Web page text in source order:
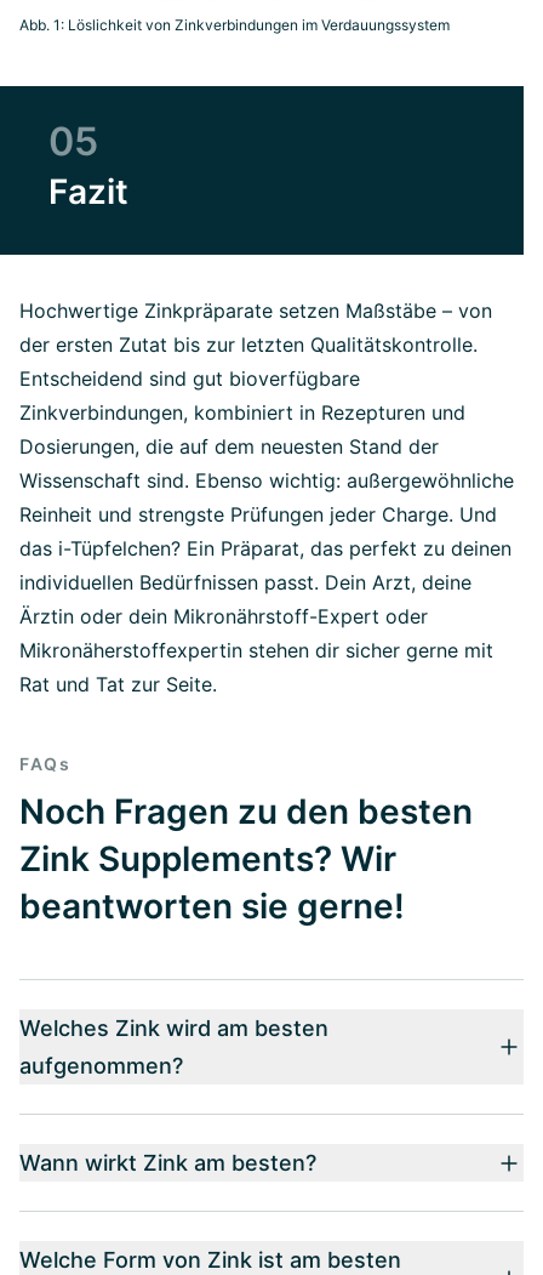
Abb. 1: Löslichkeit von Zinkverbindungen im Verdauungssystem
05
Fazit
Hochwertige Zinkpräparate setzen Maßstäbe – von
der ersten Zutat bis zur letzten Qualitätskontrolle.
Entscheidend sind gut bioverfügbare
Zinkverbindungen, kombiniert in Rezepturen und
Dosierungen, die auf dem neuesten Stand der
Wissenschaft sind. Ebenso wichtig: außergewöhnliche
Reinheit und strengste Prüfungen jeder Charge. Und
das i-Tüpfelchen? Ein Präparat, das perfekt zu deinen
individuellen Bedürfnissen passt. Dein Arzt, deine
Ärztin oder dein Mikronährstoff-Expert oder
Mikronäherstoffexpertin stehen dir sicher gerne mit
Rat und Tat zur Seite.
FAQs
Noch Fragen zu den besten
Zink Supplements? Wir
beantworten sie gerne!
Welches Zink wird am besten
aufgenommen?
Wann wirkt Zink am besten?
Welche Form von Zink ist am besten